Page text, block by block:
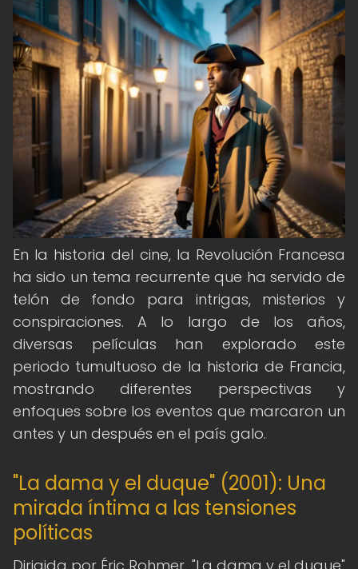
En la historia del cine, la Revolución Francesa
ha sido un tema recurrente que ha servido de
telón de fondo para intrigas, misterios y
conspiraciones. A lo largo de los años,
diversas películas han explorado este
periodo tumultuoso de la historia de Francia,
mostrando diferentes perspectivas y
enfoques sobre los eventos que marcaron un
antes y un después en el país galo.
"La dama y el duque" (2001): Una
mirada íntima a las tensiones
políticas